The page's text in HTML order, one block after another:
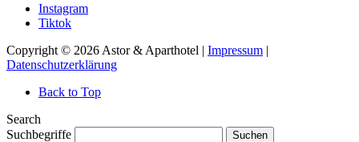
Instagram
Tiktok
Copyright © 2026 Astor & Aparthotel | Impressum |
Datenschutzerklärung
Back to Top
Search
Suchbegriffe
Suchen